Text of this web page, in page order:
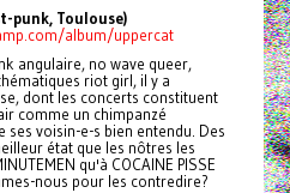
punk, Toulouse)
album/uppercat
angulaire, no wave queer,
riot girl, il y a
dont les concerts constituent
comme un chimpanzé
ses voisin-e-s bien entendu. Des
état que les nôtres les
qu'à COCAINE PISSE
nous pour les contredire?